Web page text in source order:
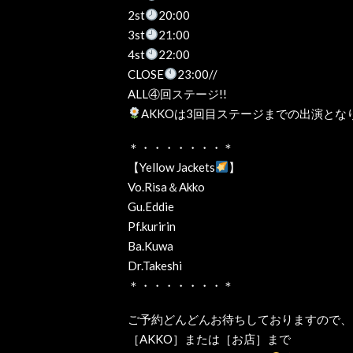
2st
20:00
3st
21:00
4st
22:00
CLOSE
23:00//
ALL④回ステージ!!
AKKOは3回目ステージまでの出演とな
＊・・・・・・・＊
【Yellow Jackets
】
Vo.Risa＆Akko
Gu.Eddie
Pf.kuririn
Ba.Kuwa
Dr.Takeshi
＊・・・・・・・＊
ご予約どんどんお待ちしておりますので、
［AKKO］または［お店］まで